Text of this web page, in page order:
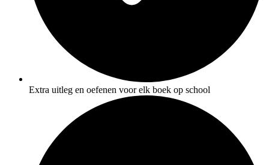
Extra uitleg en oefenen voor elk boek op school